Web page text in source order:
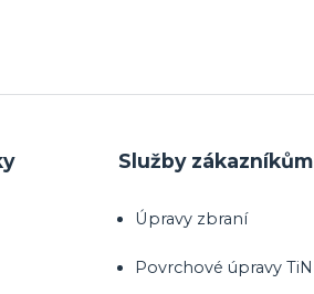
Služby zákazníkům
Úpravy zbraní
Povrchové úpravy TiN